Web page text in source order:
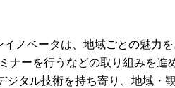
ノベータは、地域ごとの魅力
ナーを行うなどの取り組みを
タル技術を持ち寄り、地域・